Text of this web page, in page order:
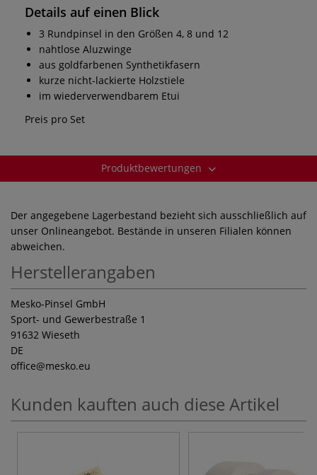
Details auf einen Blick
3 Rundpinsel in den Größen 4, 8 und 12
nahtlose Aluzwinge
aus goldfarbenen Synthetikfasern
kurze nicht-lackierte Holzstiele
im wiederverwendbarem Etui
Preis pro Set
Produktbewertungen
Der angegebene Lagerbestand bezieht sich ausschließlich auf
unser Onlineangebot. Bestände in unseren Filialen können
abweichen.
Herstellerangaben
Mesko-Pinsel GmbH
Sport- und Gewerbestraße 1
91632 Wieseth
DE
office@mesko.eu
Kunden kauften auch diese Artikel